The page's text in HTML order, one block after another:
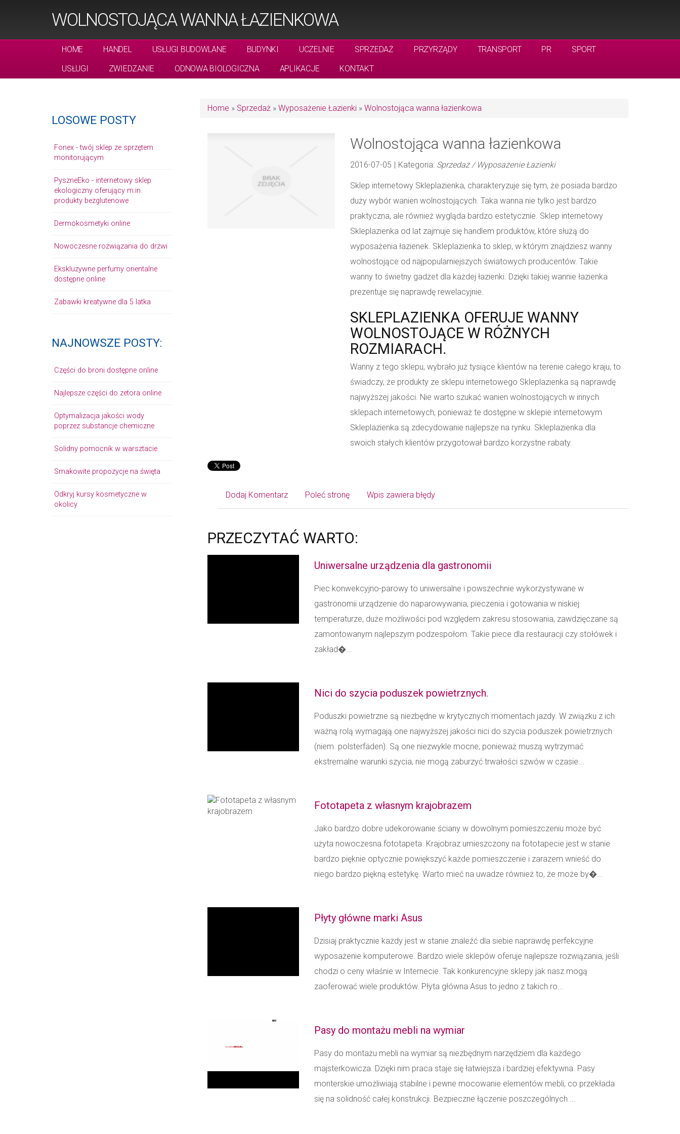
WOLNOSTOJĄCA WANNA ŁAZIENKOWA
HOME HANDEL USŁUGI BUDOWLANE BUDYNKI UCZELNIE SPRZEDAŻ PRZYRZĄDY TRANSPORT PR
SPORT
USŁUGI
ZWIEDZANIE ODNOWA BIOLOGICZNA APLIKACJE KONTAKT
LOSOWE POSTY
Fonex - twój sklep ze sprzętem
monitorującym
PyszneEko - internetowy sklep
ekologiczny oferujący m.in.
produkty bezglutenowe
Dermokosmetyki online
Nowoczesne rozwiązania do drzwi
Ekskluzywne perfumy orientalne
dostępne online
Zabawki kreatywne dla 5 latka
NAJNOWSZE POSTY:
Części do broni dostępne online
Najlepsze części do zetora online
Optymalizacja jakości wody
poprzez substancje chemiczne
Solidny pomocnik w warsztacie.
Smakowite propozycje na święta
Odkryj kursy kosmetyczne w
okolicy
Home » Sprzedaż» Wyposażenie Łazienki» Wolnostojąca wanna łazienkowa
Wolnostojąca wanna łazienkowa
2016-07-05 | Kategoria: Sprzedaż / Wyposażenie Łazienki
Sklep internetowy Skleplazienka, charakteryzuje się tym, że posiada bardzo
duży wybór wanien wolnostojących. Taka wanna nie tylko jest bardzo
praktyczna, ale również wygląda bardzo estetycznie. Sklep internetowy
Skleplazienka od lat zajmuje się handlem produktów, które służą do
wyposażenia łazienek. Skleplazienka to sklep, w którym znajdziesz wanny
wolnostojące od najpopularniejszych światowych producentów. Takie
wanny to świetny gadżet dla każdej łazienki. Dzięki takiej wannie łazienka
prezentuje się naprawdę rewelacyjnie.
SKLEPLAZIENKA OFERUJE WANNY
WOLNOSTOJĄCE W RÓŻNYCH
ROZMIARACH.
Wanny z tego sklepu, wybrało już tysiące klientów na terenie całego kraju, to
świadczy, że produkty ze sklepu internetowego Skleplazienka są naprawdę
najwyższej jakości. Nie warto szukać wanien wolnostojących w innych
sklepach internetowych, ponieważ te dostępne w sklepie internetowym
Skleplazienka są zdecydowanie najlepsze na rynku. Skleplazienka dla
swoich stałych klientów przygotował bardzo korzystne rabaty.
Dodaj Komentarz Poleć stronę Wpis zawiera błędy
PRZECZYTAĆ WARTO:
Uniwersalne urządzenia dla gastronomii
Piec konwekcyjno-parowy to uniwersalne i powszechnie wykorzystywane w
gastronomii urządzenie do naparowywania, pieczenia i gotowania w niskiej
temperaturze, duże możliwości pod względem zakresu stosowania, zawdzięczane są
zamontowanym najlepszym podzespołom. Takie piece dla restauracji czy stołówek i
zakład�...
Nici do szycia poduszek powietrznych.
Poduszki powietrzne są niezbędne w krytycznych momentach jazdy. W związku z ich
ważną rolą wymagają one najwyższej jakości nici do szycia poduszek powietrznych
(niem. polsterfäden). Są one niezwykle mocne, ponieważ muszą wytrzymać
ekstremalne warunki szycia, nie mogą zaburzyć trwałości szwów w czasie...
Fototapeta z własnym krajobrazem
Jako bardzo dobre udekorowanie ściany w dowolnym pomieszczeniu może być
użyta nowoczesna fototapeta. Krajobraz umieszczony na fototapecie jest w stanie
bardzo pięknie optycznie powiększyć każde pomieszczenie i zarazem wnieść do
niego bardzo piękną estetykę. Warto mieć na uwadze również to, że może by�...
Płyty główne marki Asus
Dzisiaj praktycznie każdy jest w stanie znaleźć dla siebie naprawdę perfekcyjne
wyposażenie komputerowe. Bardzo wiele sklepów oferuje najlepsze rozwiązania, jeśli
chodzi o ceny właśnie w Internecie. Tak konkurencyjne sklepy jak nasz mogą
zaoferować wiele produktów. Płyta główna Asus to jedno z takich ro...
Pasy do montażu mebli na wymiar
Pasy do montażu mebli na wymiar są niezbędnym narzędziem dla każdego
majsterkowicza. Dzięki nim praca staje się łatwiejsza i bardziej efektywna. Pasy
monterskie umożliwiają stabilne i pewne mocowanie elementów mebli, co przekłada
się na solidność całej konstrukcji. Bezpieczne łączenie poszczególnych ...